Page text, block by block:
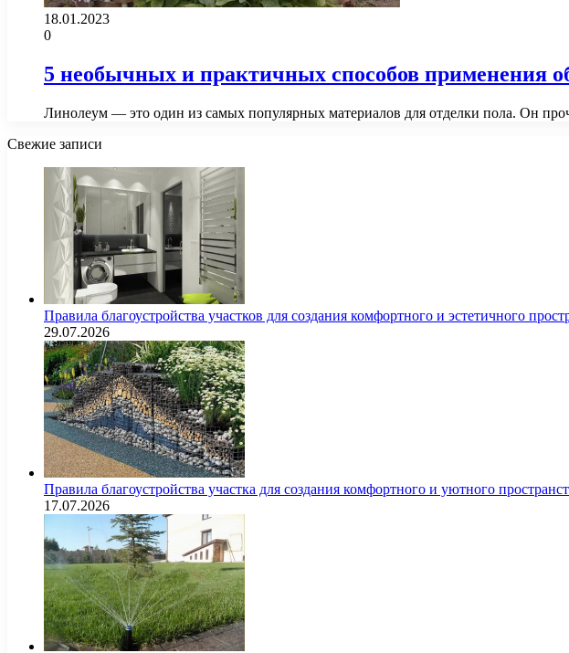
18.01.2023
0
5 необычных и практичных способов применения
Линолеум — это один из самых популярных материалов для отделки пола. Он
Свежие записи
Правила благоустройства участков для создания комфортного и эстетичного
29.07.2026
Правила благоустройства участка для создания комфортного и уютного
17.07.2026